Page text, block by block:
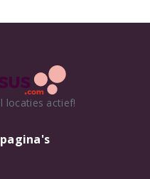
locaties actief!